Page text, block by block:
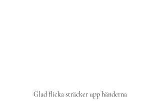
Glad flicka sträcker upp händerna